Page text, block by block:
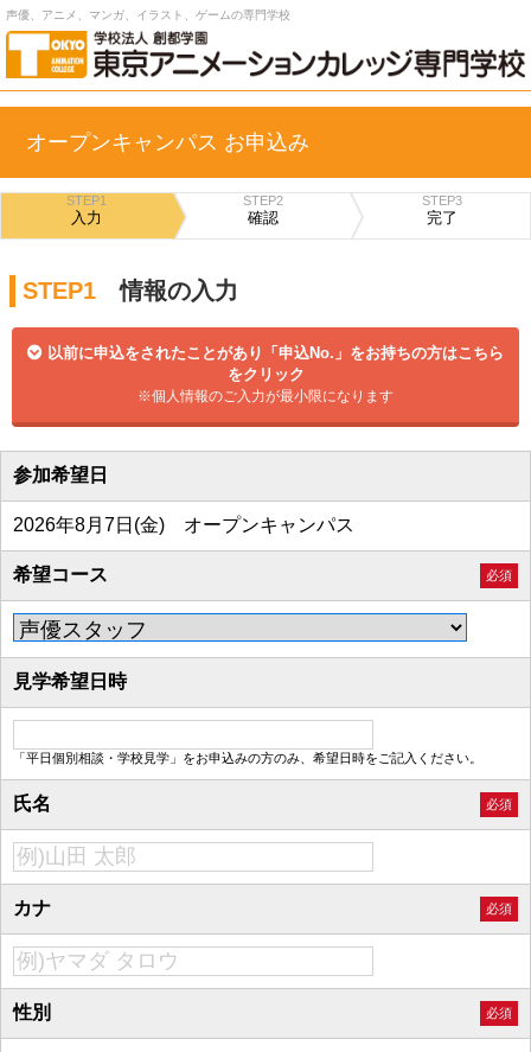
声優、アニメ、マンガ、イラスト、ゲームの専門学校
オープンキャンパス お申込み
STEP1
入力
STEP2
確認
STEP3
完了
STEP1 情報の入力
以前に申込をされたことがあり「申込No.」をお持ちの方はこちら
をクリック
※個人情報のご入力が最小限になります
参加希望日
2026年8月7日(金) オープンキャンパス
希望コース 必須
見学希望日時
「平日個別相談・学校見学」をお申込みの方のみ、希望日時をご記入ください。
氏名 必須
カナ 必須
性別 必須